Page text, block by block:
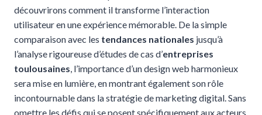
découvrirons comment il transforme l’interaction
utilisateur en une expérience mémorable. De la simple
comparaison avec les tendances nationales jusqu’à
l’analyse rigoureuse d’études de cas d’entreprises
toulousaines, l’importance d’un design web harmonieux
sera mise en lumière, en montrant également son rôle
incontournable dans la stratégie de marketing digital. Sans
omettre les défis qui se posent spécifiquement aux acteurs